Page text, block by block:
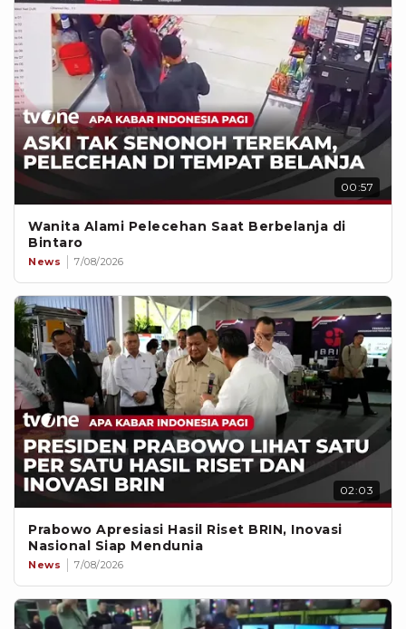
00:57
Wanita Alami Pelecehan Saat Berbelanja di
Bintaro
News 7/08/2026
02:03
Prabowo Apresiasi Hasil Riset BRIN, Inovasi
Nasional Siap Mendunia
News 7/08/2026